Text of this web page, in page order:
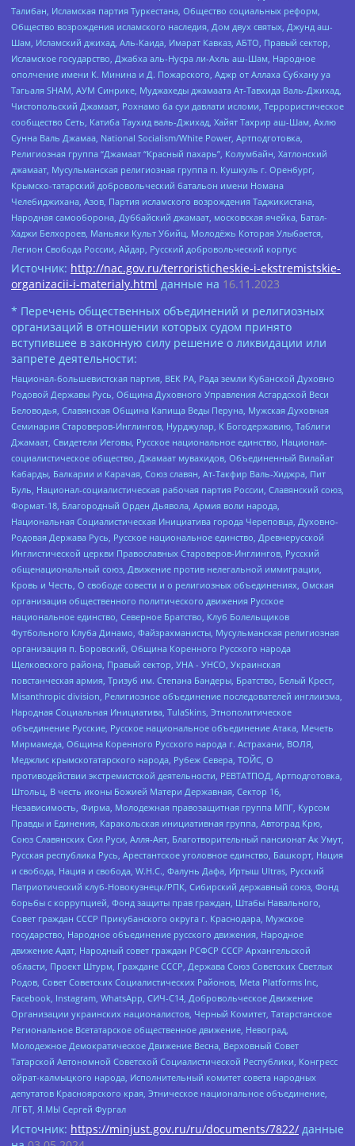
Талибан, Исламская партия Туркестана, Общество социальных реформ,
Общество возрождения исламского наследия, Дом двух святых, Джунд аш-
Шам, Исламский джихад, Аль-Каида, Имарат Кавказ, АБТО, Правый сектор,
Исламское государство, Джабха аль-Нусра ли-Ахль аш-Шам, Народное
ополчение имени К. Минина и Д. Пожарского, Аджр от Аллаха Субхану уа
Тагьаля SHAM, АУМ Синрике, Муджахеды джамаата Ат-Тавхида Валь-Джихад,
Чистопольский Джамаат, Рохнамо ба суи давлати исломи, Террористическое
сообщество Сеть, Катиба Таухид валь-Джихад, Хайят Тахрир аш-Шам, Ахлю
Сунна Валь Джамаа, National Socialism/White Power, Артподготовка,
Религиозная группа “Джамаат “Красный пахарь”, Колумбайн, Хатлонский
джамаат, Мусульманская религиозная группа п. Кушкуль г. Оренбург,
Крымско-татарский добровольческий батальон имени Номана
Челебиджихана, Азов, Партия исламского возрождения Таджикистана,
Народная самооборона, Дуббайский джамаат, московская ячейка, Батал-
Хаджи Белхороев, Маньяки Культ Убийц, Молодёжь Которая Улыбается,
Легион Свобода России, Айдар, Русский добровольческий корпус
Источник: http://nac.gov.ru/terroristicheskie-i-ekstremistskie-
organizacii-i-materialy.html данные на 16.11.2023
* Перечень общественных объединений и религиозных
организаций в отношении которых судом принято
вступившее в законную силу решение о ликвидации или
запрете деятельности:
Национал-большевистская партия, ВЕК РА, Рада земли Кубанской Духовно
Родовой Державы Русь, Община Духовного Управления Асгардской Веси
Беловодья, Славянская Община Капища Веды Перуна, Мужская Духовная
Семинария Староверов-Инглингов, Нурджулар, К Богодержавию, Таблиги
Джамаат, Свидетели Иеговы, Русское национальное единство, Национал-
социалистическое общество, Джамаат мувахидов, Объединенный Вилайат
Кабарды, Балкарии и Карачая, Союз славян, Ат-Такфир Валь-Хиджра, Пит
Буль, Национал-социалистическая рабочая партия России, Славянский союз,
Формат-18, Благородный Орден Дьявола, Армия воли народа,
Национальная Социалистическая Инициатива города Череповца, Духовно-
Родовая Держава Русь, Русское национальное единство, Древнерусской
Инглистической церкви Православных Староверов-Инглингов, Русский
общенациональный союз, Движение против нелегальной иммиграции,
Кровь и Честь, О свободе совести и о религиозных объединениях, Омская
организация общественного политического движения Русское
национальное единство, Северное Братство, Клуб Болельщиков
Футбольного Клуба Динамо, Файзрахманисты, Мусульманская религиозная
организация п. Боровский, Община Коренного Русского народа
Щелковского района, Правый сектор, УНА - УНСО, Украинская
повстанческая армия, Тризуб им. Степана Бандеры, Братство, Белый Крест,
Misanthropic division, Религиозное объединение последователей инглиизма,
Народная Социальная Инициатива, TulaSkins, Этнополитическое
объединение Русские, Русское национальное объединение Атака, Мечеть
Мирмамеда, Община Коренного Русского народа г. Астрахани, ВОЛЯ,
Меджлис крымскотатарского народа, Рубеж Севера, ТОЙС, О
противодействии экстремистской деятельности, РЕВТАТПОД, Артподготовка,
Штольц, В честь иконы Божией Матери Державная, Сектор 16,
Независимость, Фирма, Молодежная правозащитная группа МПГ, Курсом
Правды и Единения, Каракольская инициативная группа, Автоград Крю,
Союз Славянских Сил Руси, Алля-Аят, Благотворительный пансионат Ак Умут,
Русская республика Русь, Арестантское уголовное единство, Башкорт, Нация
и свобода, Нация и свобода, W.H.С., Фалунь Дафа, Иртыш Ultras, Русский
Патриотический клуб-Новокузнецк/РПК, Сибирский державный союз, Фонд
борьбы с коррупцией, Фонд защиты прав граждан, Штабы Навального,
Совет граждан СССР Прикубанского округа г. Краснодара, Мужское
государство, Народное объединение русского движения, Народное
движение Адат, Народный совет граждан РСФСР СССР Архангельской
области, Проект Штурм, Граждане СССР, Держава Союз Советских Светлых
Родов, Совет Советских Социалистических Районов, Meta Platforms Inc,
Facebook, Instagram, WhatsApp, СИЧ-С14, Добровольческое Движение
Организации украинских националистов, Черный Комитет, Татарстанское
Региональное Всетатарское общественное движение, Невоград,
Молодежное Демократическое Движение Весна, Верховный Совет
Татарской Автономной Советской Социалистической Республики, Конгресс
ойрат-калмыцкого народа, Исполнительный комитет совета народных
депутатов Красноярского края, Этническое национальное объединение,
ЛГБТ, Я.МЫ Сергей Фургал
Источник: https://minjust.gov.ru/ru/documents/7822/ данные